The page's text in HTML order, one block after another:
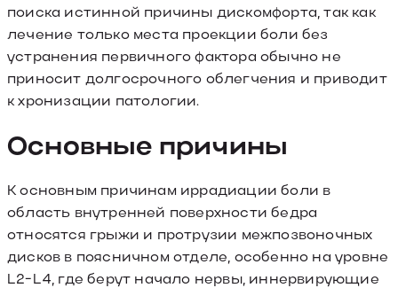
поиска истинной причины дискомфорта, так как
лечение только места проекции боли без
устранения первичного фактора обычно не
приносит долгосрочного облегчения и приводит
к хронизации патологии.
Основные причины
К основным причинам иррадиации боли в
область внутренней поверхности бедра
относятся грыжи и протрузии межпозвоночных
дисков в поясничном отделе, особенно на уровне
L2-L4, где берут начало нервы, иннервирующие